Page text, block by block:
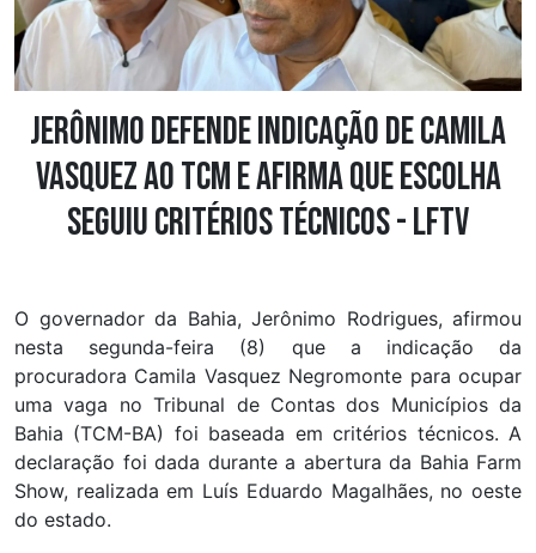
Jerônimo defende indicação de Camila
Vasquez ao TCM e afirma que escolha
seguiu critérios técnicos - LFTV
O governador da Bahia, Jerônimo Rodrigues, afirmou
nesta segunda-feira (8) que a indicação da
procuradora Camila Vasquez Negromonte para ocupar
uma vaga no Tribunal de Contas dos Municípios da
Bahia (TCM-BA) foi baseada em critérios técnicos. A
declaração foi dada durante a abertura da Bahia Farm
Show, realizada em Luís Eduardo Magalhães, no oeste
do estado.